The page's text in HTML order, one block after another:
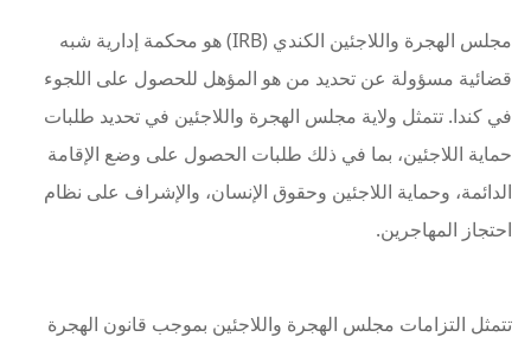
مجلس الهجرة واللاجئين الكندي (IRB) هو محكمة إدارية شبه
قضائية مسؤولة عن تحديد من هو المؤهل للحصول على اللجوء
في كندا. تتمثل ولاية مجلس الهجرة واللاجئين في تحديد طلبات
حماية اللاجئين، بما في ذلك طلبات الحصول على وضع الإقامة
الدائمة، وحماية اللاجئين وحقوق الإنسان، والإشراف على نظام
احتجاز المهاجرين.
تتمثل التزامات مجلس الهجرة واللاجئين بموجب قانون الهجرة